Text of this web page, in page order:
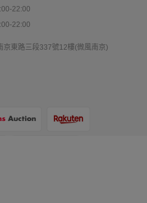
22:00
22:00
京東路三段337號12樓(微風南京)